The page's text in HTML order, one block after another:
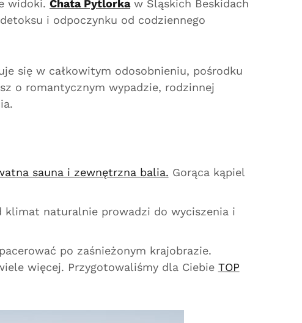
widoki. Chata Pytlorkaw Śląskich Beskidach
i odpoczynku od codziennego
się w całkowitym odosobnieniu, pośrodku
o romantycznym wypadzie, rodzinnej
sauna i zewnętrzna balia. Gorąca kąpiel
naturalnie prowadzi do wyciszenia i
po zaśnieżonym krajobrazie.
więcej. Przygotowaliśmy dla Ciebie TOP